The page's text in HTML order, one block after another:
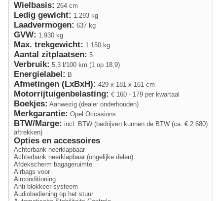
Wielbasis: 264 cm
Ledig gewicht: 1.293 kg
Laadvermogen: 637 kg
GVW: 1.930 kg
Max. trekgewicht: 1.150 kg
Aantal zitplaatsen: 5
Verbruik: 5,3 l/100 km (1 op 18,9)
Energielabel: B
Afmetingen (LxBxH): 429 x 181 x 161 cm
Motorrijtuigenbelasting: € 160 - 179 per kwartaal
Boekjes: Aanwezig (dealer onderhouden)
Merkgarantie: Opel Occasions
BTW/Marge: incl. BTW (bedrijven kunnen de BTW (ca. € 2.680)
aftrekken)
Opties en accessoires
Achterbank neerklapbaar
Achterbank neerklapbaar (ongelijke delen)
Afdekscherm bagageruimte
Airbags voor
Airconditioning
Anti blokkeer systeem
Audiobediening op het stuur